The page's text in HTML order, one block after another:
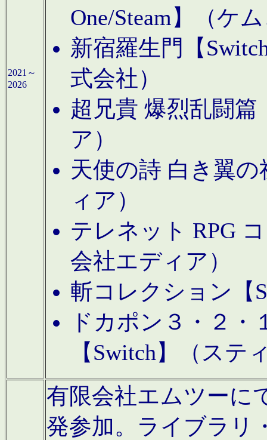
2021～
2026
One/Steam】（ケ
新宿羅生門【
式会社）
超兄貴 爆烈乱闘篇
ア）
天使の詩 白き翼
ィア）
テレネット RPG
会社エディア）
斬コレクション【
ドカポン３・２
【Switch】（ステ
有限会社エムツーに
発参加。ライブラリ